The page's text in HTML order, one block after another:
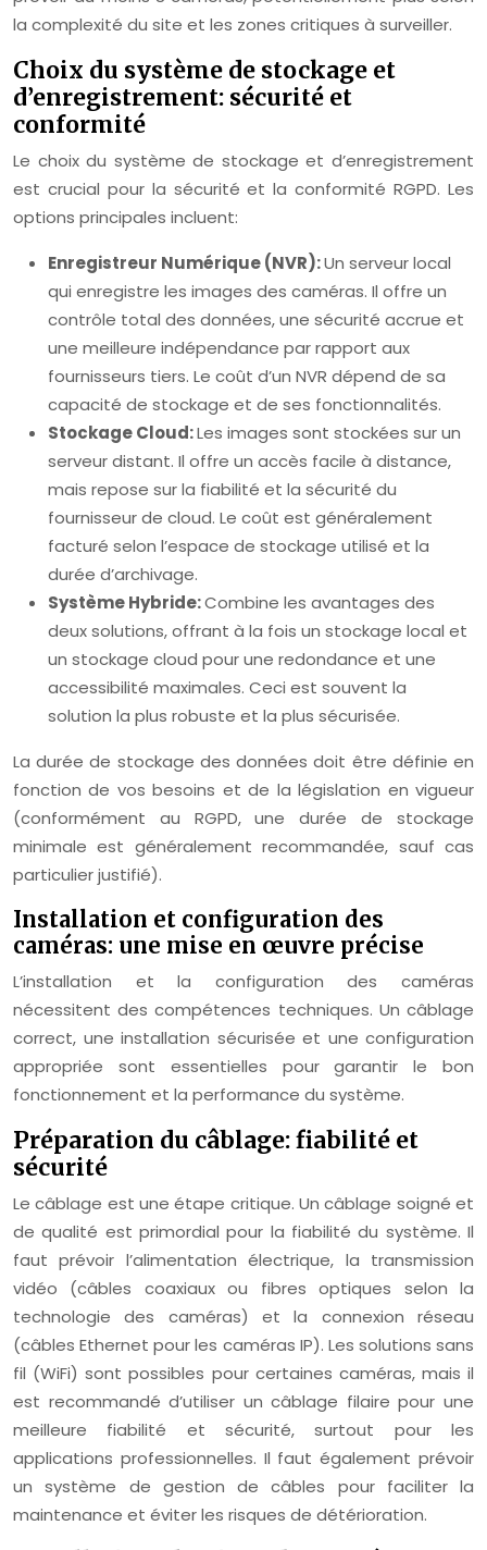
la complexité du site et les zones critiques à surveiller.
Choix du système de stockage et
d’enregistrement: sécurité et
conformité
Le choix du système de stockage et d’enregistrement
est crucial pour la sécurité et la conformité RGPD. Les
options principales incluent:
Enregistreur Numérique (NVR):Un serveur local
qui enregistre les images des caméras. Il offre un
contrôle total des données, une sécurité accrue et
une meilleure indépendance par rapport aux
fournisseurs tiers. Le coût d’un NVR dépend de sa
capacité de stockage et de ses fonctionnalités.
Stockage Cloud:Les images sont stockées sur un
serveur distant. Il offre un accès facile à distance,
mais repose sur la fiabilité et la sécurité du
fournisseur de cloud. Le coût est généralement
facturé selon l’espace de stockage utilisé et la
durée d’archivage.
Système Hybride:Combine les avantages des
deux solutions, offrant à la fois un stockage local et
un stockage cloud pour une redondance et une
accessibilité maximales. Ceci est souvent la
solution la plus robuste et la plus sécurisée.
La durée de stockage des données doit être définie en
fonction de vos besoins et de la législation en vigueur
(conformément au RGPD, une durée de stockage
minimale est généralement recommandée, sauf cas
particulier justifié).
Installation et configuration des
caméras: une mise en œuvre précise
L’installation et la configuration des caméras
nécessitent des compétences techniques. Un câblage
correct, une installation sécurisée et une configuration
appropriée sont essentielles pour garantir le bon
fonctionnement et la performance du système.
Préparation du câblage: fiabilité et
sécurité
Le câblage est une étape critique. Un câblage soigné et
de qualité est primordial pour la fiabilité du système. Il
faut prévoir l’alimentation électrique, la transmission
vidéo (câbles coaxiaux ou fibres optiques selon la
technologie des caméras) et la connexion réseau
(câbles Ethernet pour les caméras IP). Les solutions sans
fil (WiFi) sont possibles pour certaines caméras, mais il
est recommandé d’utiliser un câblage filaire pour une
meilleure fiabilité et sécurité, surtout pour les
applications professionnelles. Il faut également prévoir
un système de gestion de câbles pour faciliter la
maintenance et éviter les risques de détérioration.